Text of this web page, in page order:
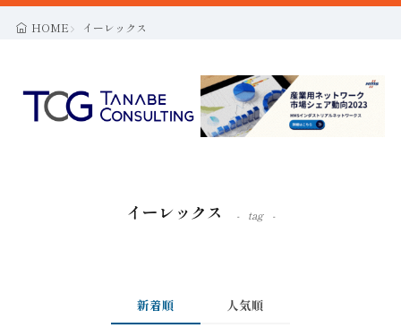
HOME イーレックス
イーレックス tag
新着順 人気順